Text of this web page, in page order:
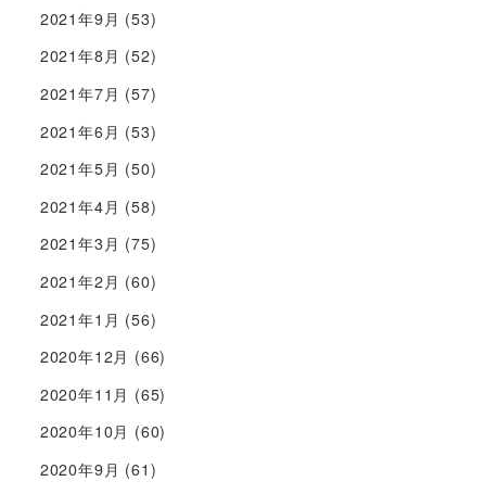
2021年9月 (53)
2021年8月 (52)
2021年7月 (57)
2021年6月 (53)
2021年5月 (50)
2021年4月 (58)
2021年3月 (75)
2021年2月 (60)
2021年1月 (56)
2020年12月 (66)
2020年11月 (65)
2020年10月 (60)
2020年9月 (61)